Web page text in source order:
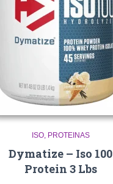
ISO PROTEINAS
Dymatize – Iso 100
Protein 3 Lbs